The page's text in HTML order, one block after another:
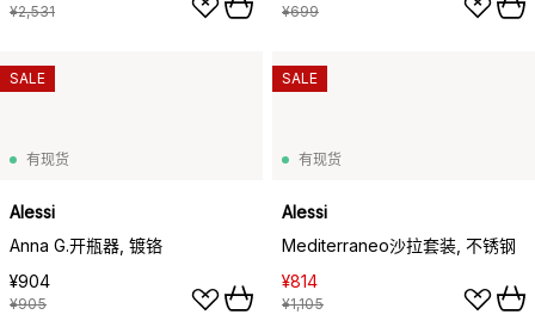
¥2,531 ¥699
有现货
Alessi
Anna G.开瓶器, 镀铬
¥904
¥905
SALE
有现货
Alessi
Mediterraneo沙拉套装, 不锈钢
¥814
¥1,105
SALE